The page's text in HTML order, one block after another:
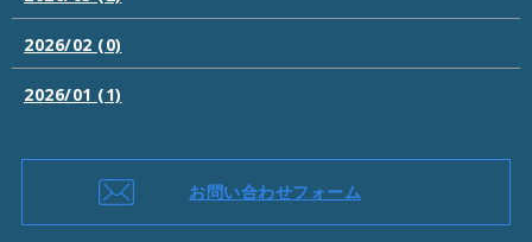
2026/02 (0)
2026/01 (1)
お問い合わせフォーム